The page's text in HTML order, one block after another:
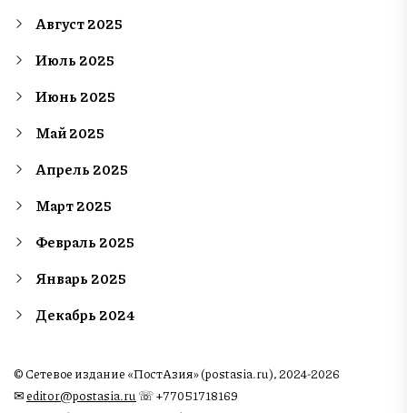
Август 2025
Июль 2025
Июнь 2025
Май 2025
Апрель 2025
Март 2025
Февраль 2025
Январь 2025
Декабрь 2024
© Сетевое издание «ПостАзия» (postasia.ru), 2024-2026
✉︎editor@postasia.ru ☏ +77051718169